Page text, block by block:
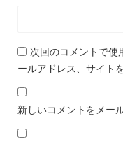
次回のコメントで使
ールアドレス、サイト
新しいコメントをメー